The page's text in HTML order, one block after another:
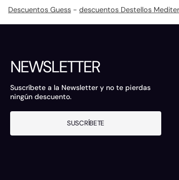
Descuentos Guess - descuentos Destellos
NEWSLETTER
Suscríbete a la Newsletter y no te pierdas
ningún descuento.
SUSCRÍBETE